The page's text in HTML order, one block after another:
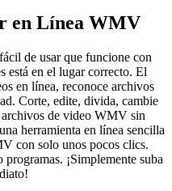
en Línea WMV
de usar que funcione con
está en el lugar correcto. El
en línea, reconoce archivos
Corte, edite, divida, cambie
archivos de video WMV sin
herramienta en línea sencilla
con solo unos pocos clics.
¡Simplemente suba